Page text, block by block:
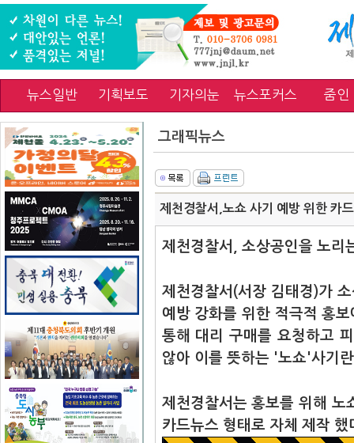
뉴스일반 기획보도 기자의눈 뉴스포커스 줌인
그래픽뉴스
제천경찰서,노쇼 사기 예방 위한 카
제천경찰서, 소상공인을 노리
제천경찰서(서장 김태경)가
예방 강화를 위한 적극적 홍
통해 대리 구매를 요청하고
않아 이를 뜻하는 '노쇼'사기
제천경찰서는 홍보를 위해 노
카드뉴스 형태로 자체 제작 했